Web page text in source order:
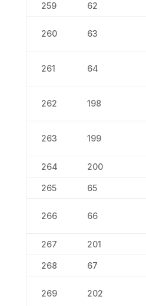
259 62
260 63
261 64
262 198
263 199
264 200
265 65
266 66
267 201
268 67
269 202